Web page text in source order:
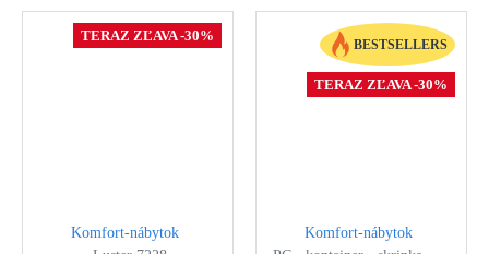
TERAZ ZĽAVA -30%
Komfort-nábytok
BESTSELLERS
TERAZ ZĽAVA -30%
Komfort-nábytok